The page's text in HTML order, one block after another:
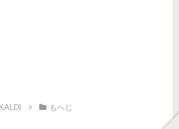
KALDI もへじ